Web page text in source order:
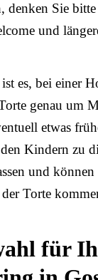
denken Sie
und
es, bei einer
genau um
etwas
Kindern zu
und
Torte
für